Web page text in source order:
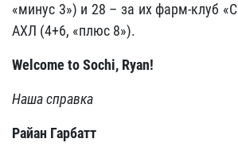
«минус 3») и 28 – за их фарм-клуб
АХЛ (4+6, «плюс 8»).
Welcome to Sochi, Ryan!
Нашасправка
Райан Гарбатт